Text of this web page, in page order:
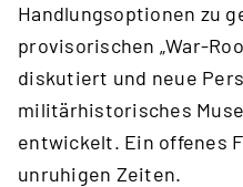
Handlungsoptionen zu
provisorischen „War-
diskutiert und neue
militärhistorisches
entwickelt. Ein offenes
unruhigen Zeiten.